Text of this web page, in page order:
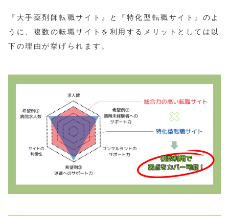
『大手薬剤師転職サイト』と『特化型転職サイト』のよ
うに、複数の転職サイトを利用するメリットとしては以
下の理由が挙げられます。